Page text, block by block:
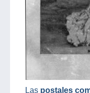
Las postales